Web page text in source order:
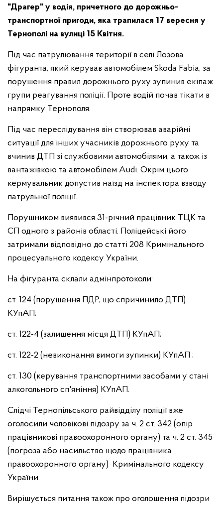
"Драгер" у водія, причетного до дорожньо-
транспортної пригоди, яка трапилася 17 вересня у
Тернополі на вулиці 15 Квітня.
Під час патрулювання території в селі Лозова
фігуранта, який керував автомобілем Skoda Fabia, за
порушення правил дорожнього руху зупинив екіпаж
групи реагування поліції. Проте водій почав тікати в
напрямку Тернополя.
Під час переслідування він створював аварійні
ситуації для інших учасників дорожнього руху та
вчинив ДТП зі службовими автомобілями, а також із
вантажівкою та автомобілем Audi. Окрім цього
кермувальник допустив наїзд на інспектора взводу
патрульної поліції.
Порушником виявився 31-річний працівник ТЦК та
СП одного з районів області. Поліцейські його
затримали відповідно до статті 208 Кримінального
процесуального кодексу України.
На фігуранта склали адмінпротоколи:
ст. 124 (порушення ПДР, що спричинило ДТП)
КУпАП;
ст. 122-4 (залишення місця ДТП) КУпАП;
ст. 122-2 (невиконання вимоги зупинки) КУпАП ;
ст. 130 (керування транспортними засобами у стані
алкогольного сп'яніння) КУпАП.
Слідчі Тернопільського райвідділу поліції вже
оголосили чоловікові підозру за ч. 2 ст. 342 (опір
працівникові правоохоронного органу) та ч. 2 ст. 345
(погроза або насильство щодо працівника
правоохоронного органу) Кримінального кодексу
України.
Вирішується питання також про оголошення підозри